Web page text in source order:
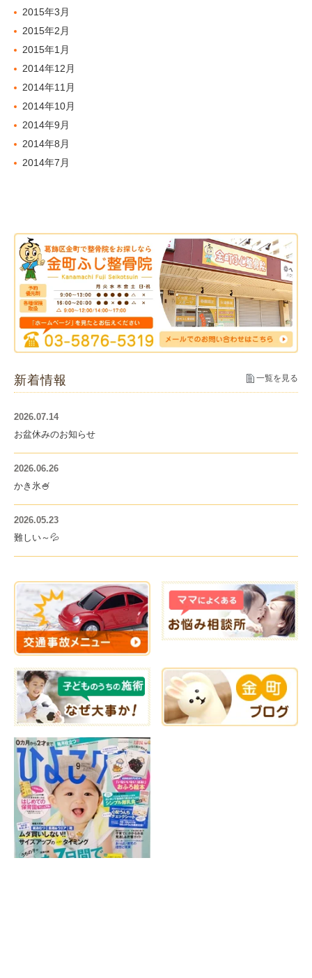
2015年3月
2015年2月
2015年1月
2014年12月
2014年11月
2014年10月
2014年9月
2014年8月
2014年7月
新着情報 一覧を見る
2026.07.14
お盆休みのお知らせ
2026.06.26
かき氷🍧
2026.05.23
難しい～💦